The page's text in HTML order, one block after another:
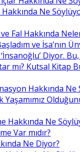
Ne
Fal Hakkında
ve İsa’nın
‘İnsanoğlu’ Diyor.
mı? Kutsal Kitap
Hakkında Ne
Yaşamımız
Hakkında Ne
Var mıdır?
Ne Diyor?